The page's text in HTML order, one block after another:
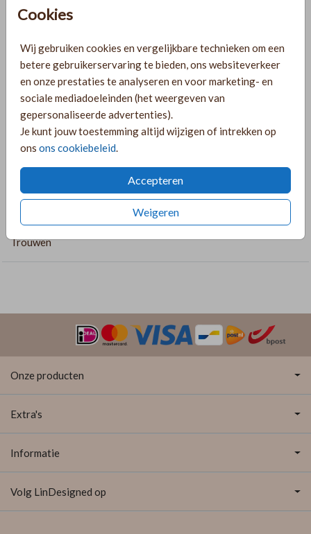
Cookies
Wij gebruiken cookies en vergelijkbare technieken om een
betere gebruikerservaring te bieden, ons websiteverkeer
en onze prestaties te analyseren en voor marketing- en
sociale mediadoeleinden (het weergeven van
gepersonaliseerde advertenties).
Je kunt jouw toestemming altijd wijzigen of intrekken op
ons ons cookiebeleid.
Accepteren
Weigeren
Formaten en prijzen
PRODUCTINFORMATIE
OMSCHRIJVING
Vrolijke mooie chique trouwkaart met goudfolie en
waterverf bloemen. De bloemen zijn met de hand
geschilderd en komen mooi uit op het transparante
COLLECTIE
Trouwen
Onze producten
Extra's
Informatie
Volg LinDesigned op